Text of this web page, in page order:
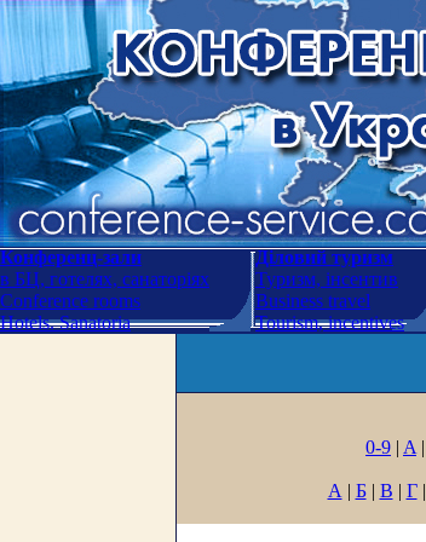
Конференц-зали
в БЦ, готелях, санаторіях
Conference rooms
Hotels. Sanatoria
Діловий туризм
Туризм, інсентив
Business travel
Tourism, incentives
0-9 | A |
А | Б| В | Г|